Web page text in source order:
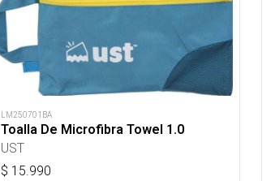
LM250701BA
Toalla De Microfibra Towel 1.0
UST
$ 15.990